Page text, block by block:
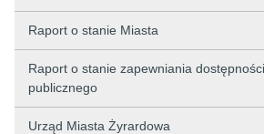
Raport o stanie Miasta
Raport o stanie zapewniania
publicznego
Urząd Miasta Żyrardowa